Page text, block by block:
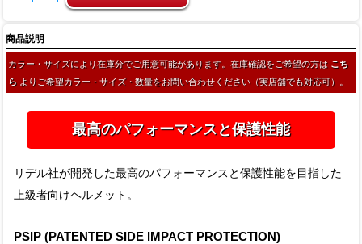
商品説明
カラー・サイズにより在庫分でご用意可能があります。在庫確認をご希望の方は こち
ら よりご希望カラー・サイズ・数量をお問い合わせください（実店舗でも対応可）。
最高のパフォーマンスと保護性能
リデル社が開発した最高のパフォーマンスと保護性能を目指した
上級者向けヘルメット。
PSIP (PATENTED SIDE IMPACT PROTECTION)